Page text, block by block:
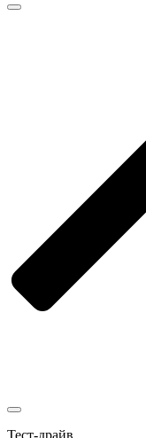
Тест-драйв